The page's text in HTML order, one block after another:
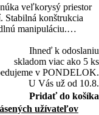
veľkorysý priestor
Stabilná konštrukcia
manipuláciu.
komfortné používanie
Ihneď k odoslaniu
skladom viac ako 5 ks
v PONDELOK.
U Vás už od 10.8.
Pridať do košíka
užívateľov